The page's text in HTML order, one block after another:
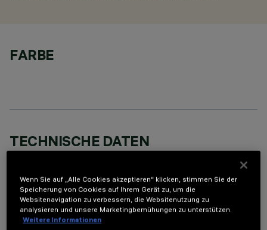
FARBE
TECHNISCHE DATEN
BESCHREIBUNG
Pendelleuchte mit 4 Optik-Elementen zur Bestückung mit
LED, geeignet für eine zenitale Akzentbeleuchtung. Dank der
Wenn Sie auf „Alle Cookies akzeptieren“ klicken, stimmen Sie der
Speicherung von Cookies auf Ihrem Gerät zu, um die
Websitenavigation zu verbessern, die Websitenutzung zu
analysieren und unsere Marketingbemühungen zu unterstützen.
Weitere Informationen